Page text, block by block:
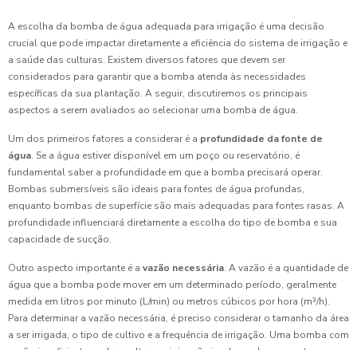
A escolha da bomba de água adequada para irrigação é uma decisão
crucial que pode impactar diretamente a eficiência do sistema de irrigação e
a saúde das culturas. Existem diversos fatores que devem ser
considerados para garantir que a bomba atenda às necessidades
específicas da sua plantação. A seguir, discutiremos os principais
aspectos a serem avaliados ao selecionar uma bomba de água.
Um dos primeiros fatores a considerar é a profundidade da fonte de
água. Se a água estiver disponível em um poço ou reservatório, é
fundamental saber a profundidade em que a bomba precisará operar.
Bombas submersíveis são ideais para fontes de água profundas,
enquanto bombas de superfície são mais adequadas para fontes rasas. A
profundidade influenciará diretamente a escolha do tipo de bomba e sua
capacidade de sucção.
Outro aspecto importante é a vazão necessária. A vazão é a quantidade de
água que a bomba pode mover em um determinado período, geralmente
medida em litros por minuto (L/min) ou metros cúbicos por hora (m³/h).
Para determinar a vazão necessária, é preciso considerar o tamanho da área
a ser irrigada, o tipo de cultivo e a frequência de irrigação. Uma bomba com